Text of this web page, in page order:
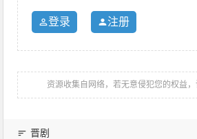
登录 注册
资源收集自网络，若无意侵犯您的权益，
晋剧